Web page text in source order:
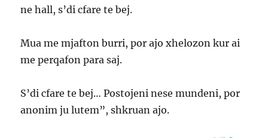
ne hall, s’di cfare te bej.
Mua me mjafton burri, por ajo xhelozon kur ai
me perqafon para saj.
S’di cfare te bej… Postojeni nese mundeni, por
anonim ju lutem”, shkruan ajo.